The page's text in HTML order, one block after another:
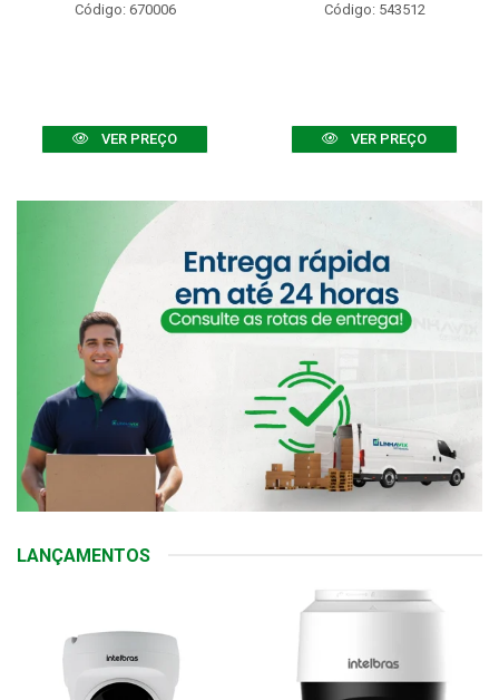
Código: 670006
VER PREÇO
Código: 543512
VER PREÇO
LANÇAMENTOS